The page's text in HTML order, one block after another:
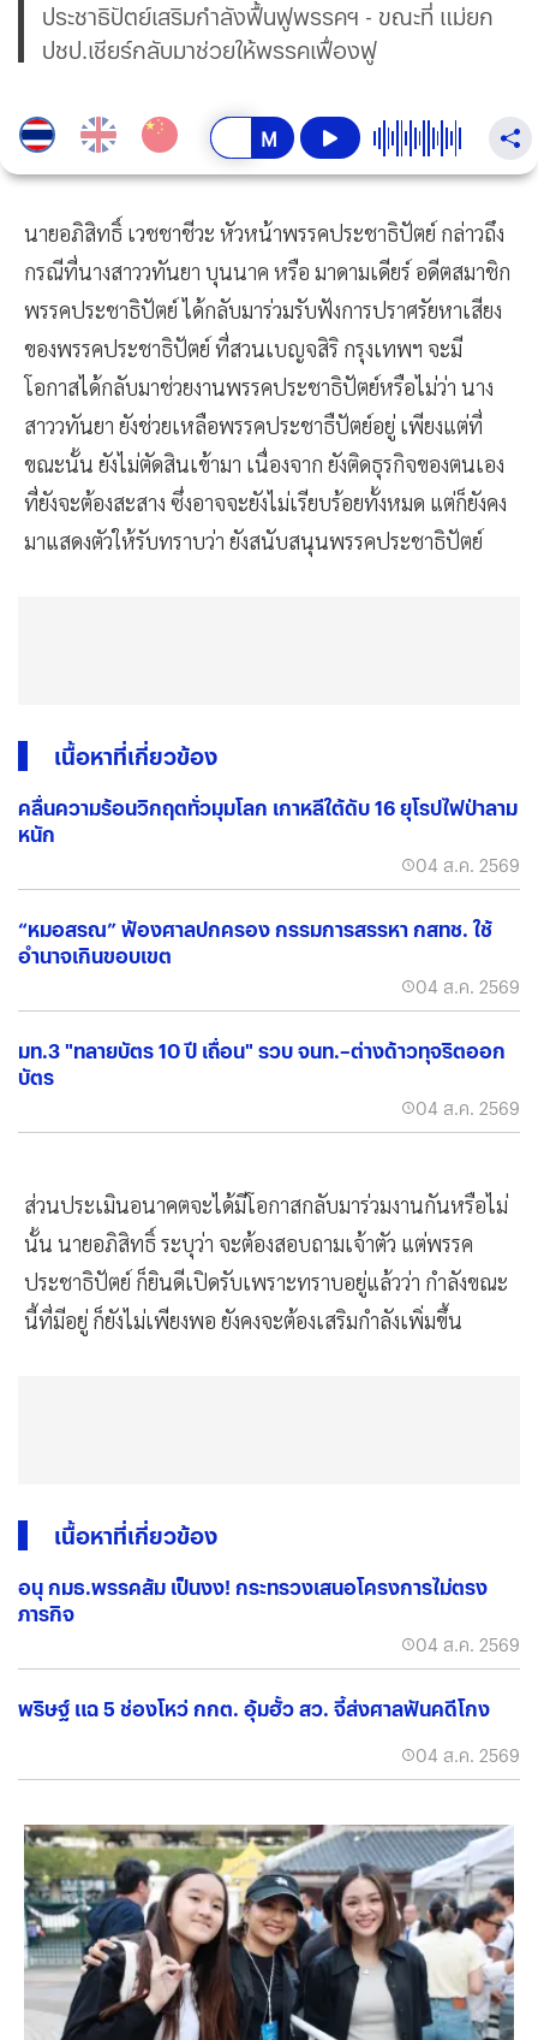
ประชาธิปัตย์เสริมกำลังฟื้นฟูพรรคฯ - ขณะที่ แม่ยก
ปชป.เชียร์กลับมาช่วยให้พรรคเฟื่องฟู
นายอภิสิทธิ์ เวชชาชีวะ หัวหน้าพรรคประชาธิปัตย์ กล่าวถึง
กรณีที่นางสาววทันยา บุนนาค หรือ มาดามเดียร์ อดีตสมาชิก
พรรคประชาธิปัตย์ ได้กลับมาร่วมรับฟังการปราศรัยหาเสียง
ของพรรคประชาธิปัตย์ ที่สวนเบญจสิริ กรุงเทพฯ จะมี
โอกาสได้กลับมาช่วยงานพรรคประชาธิปัตย์หรือไม่ว่า นาง
สาววทันยา ยังช่วยเหลือพรรคประชาธืปัตย์อยู่ เพียงแต่ที่
ขณะนั้น ยังไม่ตัดสินเข้ามา เนื่องจาก ยังติดธุรกิจของตนเอง
ที่ยังจะต้องสะสาง ซึ่งอาจจะยังไม่เรียบร้อยทั้งหมด แต่ก็ยังคง
มาแสดงตัวให้รับทราบว่า ยังสนับสนุนพรรคประชาธิปัตย์
เนื้อหาที่เกี่ยวข้อง
คลื่นความร้อนวิกฤตทั่วมุมโลก เกาหลีใต้ดับ 16 ยุโรปไฟป่าลาม
หนัก
04 ส.ค. 2569
“หมอสรณ” ฟ้องศาลปกครอง กรรมการสรรหา กสทช. ใช้
อำนาจเกินขอบเขต
04 ส.ค. 2569
มท.3 "ทลายบัตร 10 ปี เถื่อน" รวบ จนท.–ต่างด้าวทุจริตออก
บัตร
04 ส.ค. 2569
ส่วนประเมินอนาคตจะได้มีโอกาสกลับมาร่วมงานกันหรือไม่
นั้น นายอภิสิทธิ์ ระบุว่า จะต้องสอบถามเจ้าตัว แต่พรรค
ประชาธิปัตย์ ก็ยินดีเปิดรับเพราะทราบอยู่แล้วว่า กำลังขณะ
นี้ที่มีอยู่ ก็ยังไม่เพียงพอ ยังคงจะต้องเสริมกำลังเพิ่มขึ้น
เนื้อหาที่เกี่ยวข้อง
อนุ กมธ.พรรคส้ม เป็นงง! กระทรวงเสนอโครงการไม่ตรง
ภารกิจ
04 ส.ค. 2569
พริษฐ์ แฉ 5 ช่องโหว่ กกต. อุ้มฮั้ว สว. จี้ส่งศาลฟันคดีโกง
04 ส.ค. 2569